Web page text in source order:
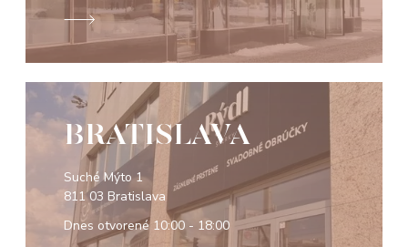
BRATISLAVA
Suché Mýto 1
811 03 Bratislava
Dnes otvorené 10:00 - 18:00